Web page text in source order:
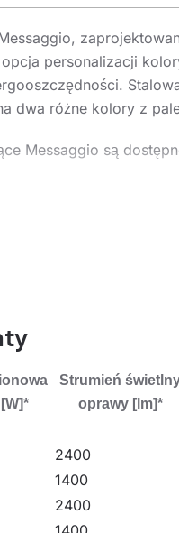
personalizacji
dwa różne kolory z
Messaggio są
Strumień
oprawy [lm]*
2400
1400
2400